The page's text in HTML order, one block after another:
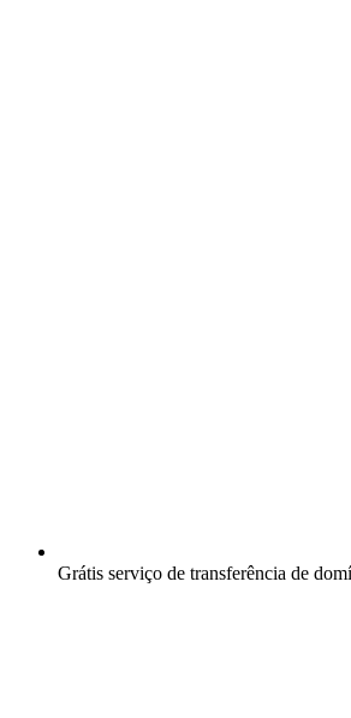
Grátis serviço de transferência de